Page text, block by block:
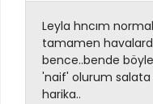
Leyla hncım
tamamen
bence..bende
'naif' olurum salata
harika..